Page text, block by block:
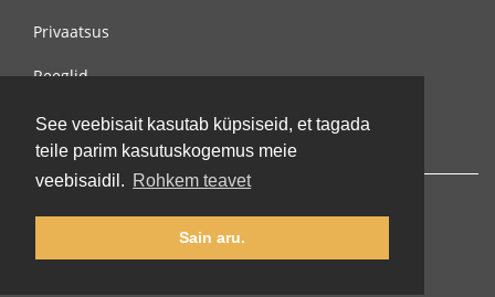
See veebisait kasutab küpsiseid, et tagada
teile parim kasutuskogemus meie
veebisaidil. Rohkem teavet
Sain aru.
Privaatsus
Reeglid
Võta meiega ühendust
© 2002-2026 lernu.net |Impressum